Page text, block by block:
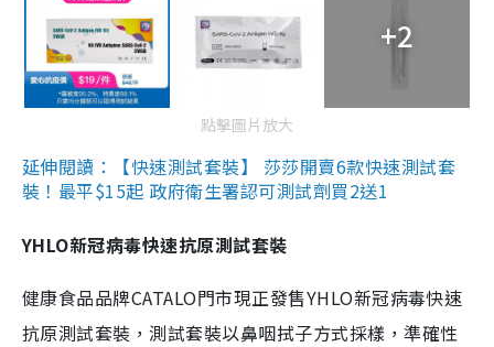
+2
點擊圖片放大
延伸閱讀：【快速測試套裝】 莎莎開賣6款快速測試套
裝！最平$15起 政府衛生署認可測試劑買2送1
YHLO新冠病毒快速抗原測試套裝
健康食品品牌CATALO門市現正發售YHLO新冠病毒快速
抗原測試套裝，測試套裝以鼻咽拭子方式採樣，準確性